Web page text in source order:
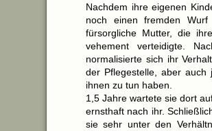
Nachdem ihre eigenen
noch einen fremden
fürsorgliche Mutter, die
vehement verteidigte.
normalisierte sich ihr
der Pflegestelle, aber auch
ihnen zu tun haben.
1,5 Jahre wartete sie dort
ernsthaft nach ihr.
sie sehr unter den